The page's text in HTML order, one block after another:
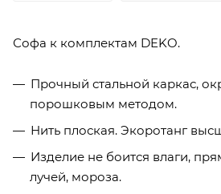
Софа к комплектам DEKO.
Прочный стальной каркас,
порошковым методом.
Нить плоская. Экоротанг
Изделие не боится влаги,
лучей, мороза.